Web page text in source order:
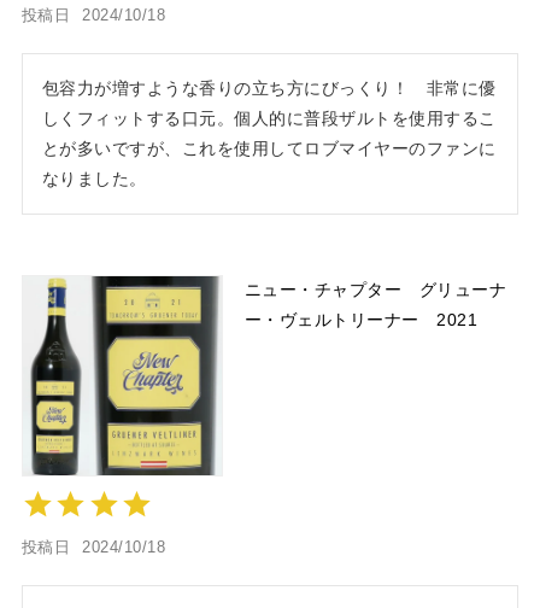
投稿日 2024/10/18
包容力が増すような香りの立ち方にびっくり！　非常に優
しくフィットする口元。個人的に普段ザルトを使用するこ
とが多いですが、これを使用してロブマイヤーのファンに
なりました。
ニュー・チャプター グリューナ
ー・ヴェルトリーナー 2021
投稿日 2024/10/18